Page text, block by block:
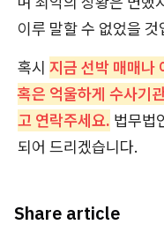
이루 말할 수 없었을 것
혹시 지금 선박 매매나
혹은 억울하게 수사기
고 연락주세요. 법무법
되어 드리겠습니다.
Share article